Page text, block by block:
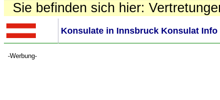
Sie befinden sich hier:
Konsulate in Innsbruck Konsulat Info
-Werbung-